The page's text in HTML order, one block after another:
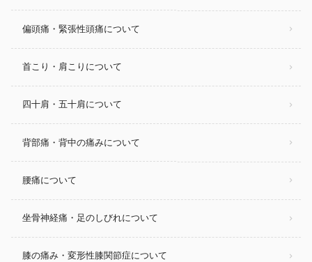
偏頭痛・緊張性頭痛について
首こり・肩こりについて
四十肩・五十肩について
背部痛・背中の痛みについて
腰痛について
坐骨神経痛・足のしびれについて
膝の痛み・変形性膝関節症について